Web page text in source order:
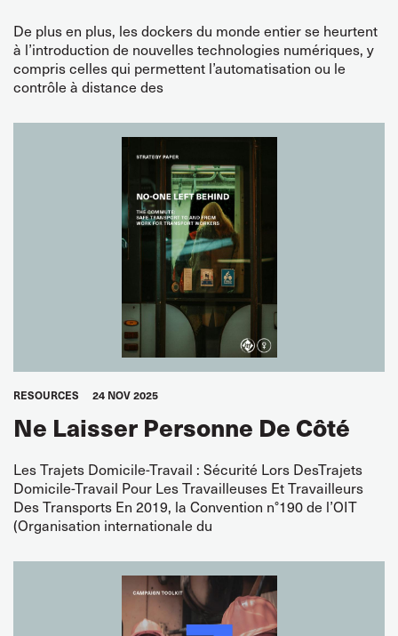
De plus en plus, les dockers du monde entier se heurtent
à l’introduction de nouvelles technologies numériques, y
compris celles qui permettent l’automatisation ou le
contrôle à distance des
RESOURCES 24 NOV 2025
Ne Laisser Personne De Côté
Les Trajets Domicile-Travail : Sécurité Lors DesTrajets
Domicile-Travail Pour Les Travailleuses Et Travailleurs
Des Transports En 2019, la Convention n°190 de l’OIT
(Organisation internationale du